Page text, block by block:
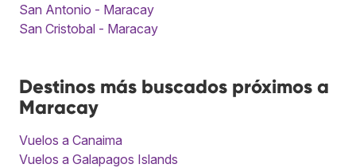
San Antonio - Maracay
San Cristobal - Maracay
Destinos más buscados próximos a
Maracay
Vuelos a Canaima
Vuelos a Galapagos Islands